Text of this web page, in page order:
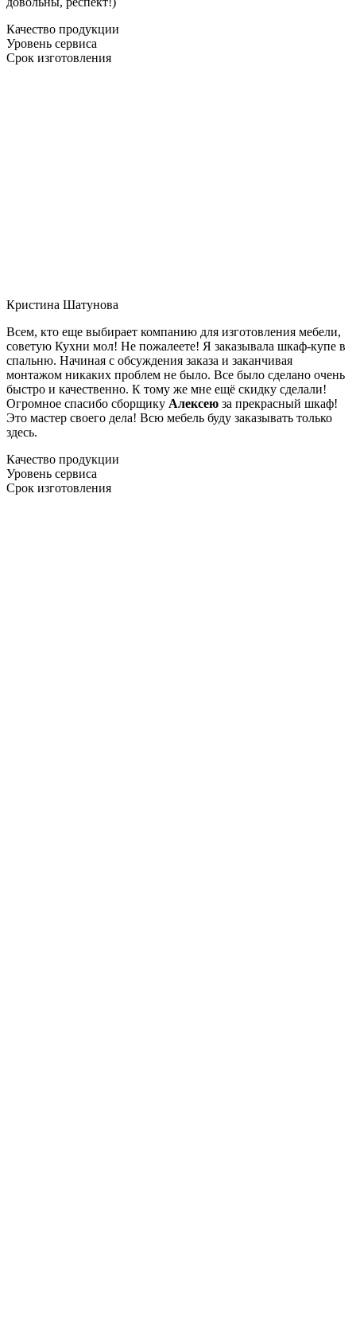
Качество продукции
Уровень сервиса
Срок изготовления
Кристина Шатунова
Всем, кто еще выбирает компанию для изготовления мебели,
советую Кухни мол! Не пожалеете! Я заказывала шкаф-купе в
спальню. Начиная с обсуждения заказа и заканчивая
монтажом никаких проблем не было. Все было сделано очень
быстро и качественно. К тому же мне ещё скидку сделали!
Огромное спасибо сборщику Алексею за прекрасный шкаф!
Это мастер своего дела! Всю мебель буду заказывать только
здесь.
Качество продукции
Уровень сервиса
Срок изготовления